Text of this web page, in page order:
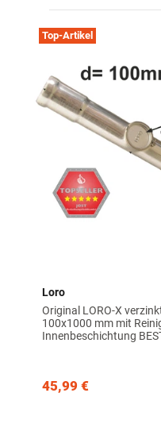
Top-Artikel
Loro
Original LORO-X
100x1000 mm mit
Innenbeschichtung
45,99 €